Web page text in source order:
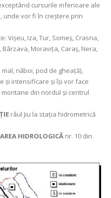
cursurile inferioare ale
unde vor fi în creștere prin
Vișeu, Iza, Tur, Someș, Crasna,
Bârzava, Moravița, Caraș, Nera,
năboi, pod de gheață),
şi intensificare şi îşi vor face
din nordul şi centrul
râul Jiu la stația hidrometrică
HIDROLOGICĂ nr. 10 din